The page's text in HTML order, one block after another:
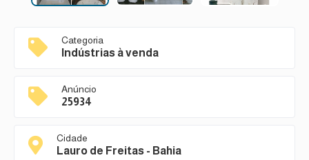
Categoria
Indústrias à venda
Anúncio
25934
Cidade
Lauro de Freitas - Bahia